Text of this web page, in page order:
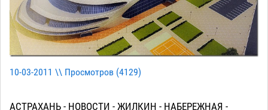
10-03-2011 \\ Просмотров (4129)
АСТРАХАНЬ - НОВОСТИ - ЖИЛКИН - НАБЕРЕЖНАЯ -